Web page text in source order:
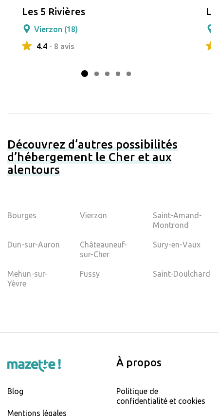
Les 5 Rivières
Vierzon (18)
4.4 - 8 avis
Découvrez d’autres possibilités
d’hébergement le Cher et aux
alentours
Bourges Vierzon
Saint-Amand-
Montrond
Dun-sur-Auron
Châteauneuf-
sur-Cher
Sury-en-Vaux
Mehun-sur-
Yèvre
Fussy Saint-Doulchard
Blog
Mentions légales
À propos
Politique de
confidentialité et cookies